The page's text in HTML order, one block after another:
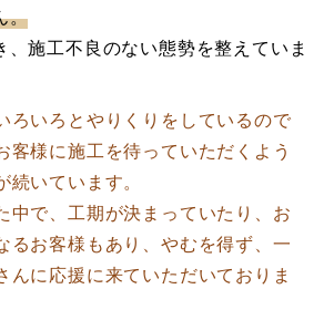
。
、施工不良のない態勢を整えていま
ろいろとやりくりをしているので
客様に施工を待っていただくよう
続いています。
中で、工期が決まっていたり、お
るお客様もあり、やむを得ず、一
んに応援に来ていただいておりま